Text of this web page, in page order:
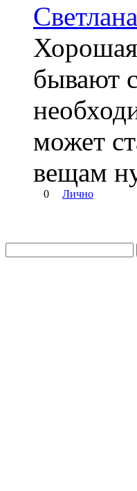
Хорошая
бывают
может
вещам
0 Лично